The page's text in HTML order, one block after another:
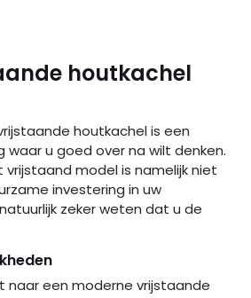
houtkachel
houtkachel is een
waar u goed over na wilt denken.
vrijstaand model is namelijk niet
investering in uw
zeker weten dat u de
naar een moderne vrijstaande